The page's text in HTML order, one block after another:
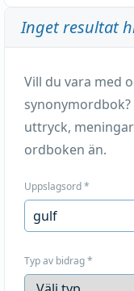
Inget resultat
Vill du vara med
uttryck,
ordboken än.
Uppslagsord*
Typ av bidrag*